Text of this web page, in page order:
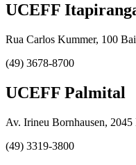
UCEFF
Rua Carlos Kummer, 100
(49) 3678-8700
UCEFF Palmital
Av. Irineu Bornhausen,
(49) 3319-3800